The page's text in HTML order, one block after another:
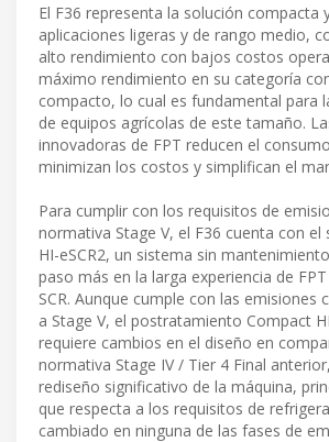
El F36 representa la solución compacta
aplicaciones ligeras y de rango medio,
alto rendimiento con bajos costos
máximo rendimiento en su categoría
compacto, lo cual es fundamental para
de equipos agrícolas de este tamaño.
innovadoras de FPT reducen el
minimizan los costos y simplifican el
Para cumplir con los requisitos de
normativa Stage V, el F36 cuenta con
HI-eSCR2, un sistema sin
paso más en la larga experiencia de
SCR. Aunque cumple con las emisiones
a Stage V, el postratamiento Compact
requiere cambios en el diseño en
normativa Stage IV / Tier 4 Final
rediseño significativo de la máquina,
que respecta a los requisitos de
cambiado en ninguna de las fases de